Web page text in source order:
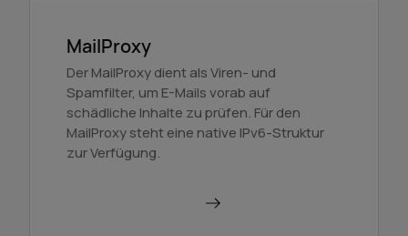
MailProxy
Der MailProxy dient als Viren- und
Spamfilter, um E-Mails vorab auf
schädliche Inhalte zu prüfen. Für den
MailProxy steht eine native IPv6-Struktur
zur Verfügung.